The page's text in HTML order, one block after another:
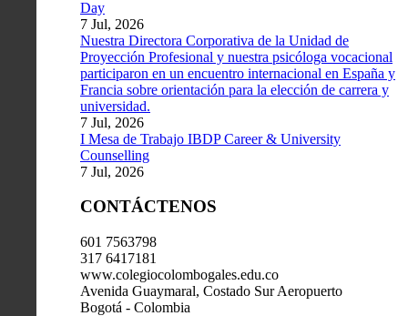
Day
7 Jul, 2026
Nuestra Directora Corporativa de la Unidad de
Proyección Profesional y nuestra psicóloga vocacional
participaron en un encuentro internacional en España y
Francia sobre orientación para la elección de carrera y
universidad.
7 Jul, 2026
I Mesa de Trabajo IBDP Career & University
Counselling
7 Jul, 2026
CONTÁCTENOS
601 7563798
317 6417181
www.colegiocolombogales.edu.co
Avenida Guaymaral, Costado Sur Aeropuerto
Bogotá - Colombia